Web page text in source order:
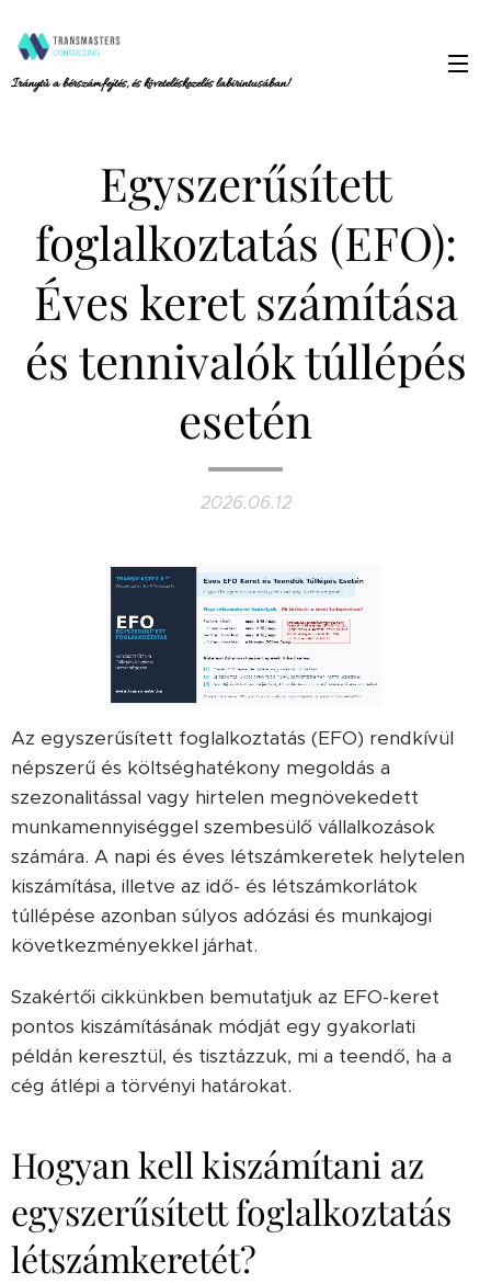
Iránytű a bérszámfejtés, és követeléskezelés labirintusában!
Egyszerűsített
foglalkoztatás (EFO):
Éves keret számítása
és tennivalók túllépés
esetén
2026.06.12
Az egyszerűsített foglalkoztatás (EFO) rendkívül
népszerű és költséghatékony megoldás a
szezonalitással vagy hirtelen megnövekedett
munkamennyiséggel szembesülő vállalkozások
számára. A napi és éves létszámkeretek helytelen
kiszámítása, illetve az idő- és létszámkorlátok
túllépése azonban súlyos adózási és munkajogi
következményekkel járhat.
Szakértői cikkünkben bemutatjuk az EFO-keret
pontos kiszámításának módját egy gyakorlati
példán keresztül, és tisztázzuk, mi a teendő, ha a
cég átlépi a törvényi határokat.
Hogyan kell kiszámítani az
egyszerűsített foglalkoztatás
létszámkeretét?